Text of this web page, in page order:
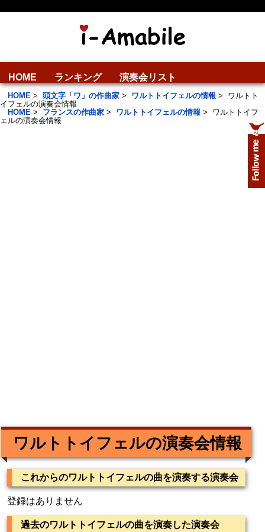
HOME ランキング 演奏会リスト
HOME > 頭文字「ワ」の作曲家 > ワルトトイフェルの情報 > ワルトト
イフェルの演奏会情報
HOME > フランスの作曲家 > ワルトトイフェルの情報 > ワルトトイフ
ェルの演奏会情報
ワルトトイフェルの演奏会情報
これからのワルトトイフェルの曲を演奏する演奏会
登録はありません
過去のワルトトイフェルの曲を演奏した演奏会